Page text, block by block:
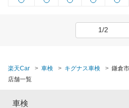
1/2
楽天Car 車検 キグナス車検
鎌倉
店舗一覧
車検